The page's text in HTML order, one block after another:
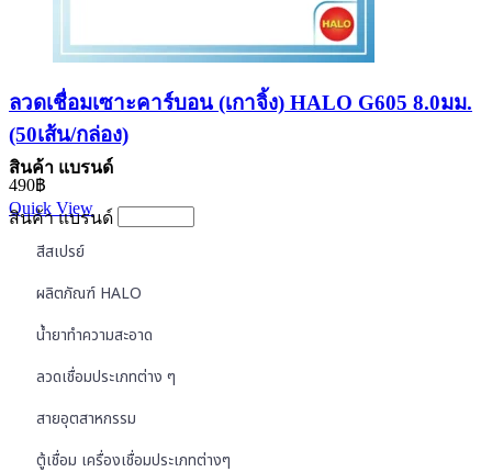
ลวดเชื่อมเซาะคาร์บอน (เกาจิ้ง) HALO G605 8.0มม.
(50เส้น/กล่อง)
490฿
Quick View
สินค้า แบรนด์
สินค้า แบรนด์
สีสเปรย์
ผลิตภัณฑ์ HALO
น้ำยาทำความสะอาด
ลวดเชื่อมประเภทต่าง ๆ
สายอุตสาหกรรม
ตู้เชื่อม เครื่องเชื่อมประเภทต่างๆ